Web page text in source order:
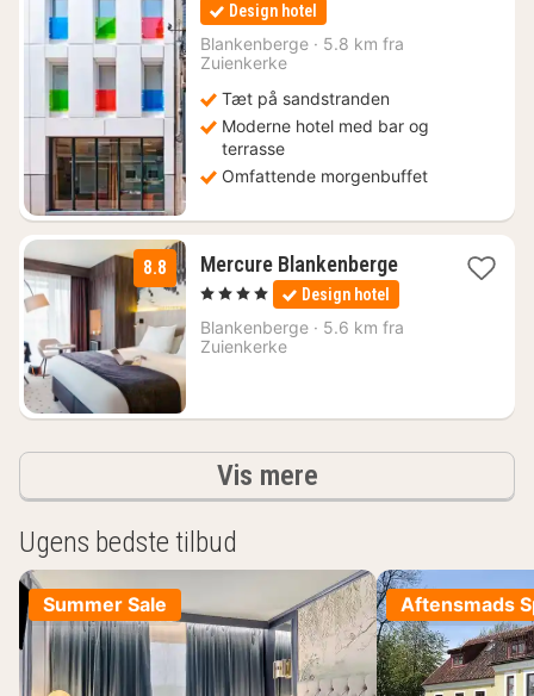
fra
1201
Design hotel
Blankenberge · 5.8 km fra
Zuienkerke
Tæt på sandstranden
Moderne hotel med bar og
terrasse
Omfattende morgenbuffet
8.8 Mercure Blankenberge1
nat
fra
1040
, 4 Stjerner Design hotel
Blankenberge · 5.6 km fra
Zuienkerke
Vis mereresultater
Ugens bedste tilbud
Summer Sale Aftensmads